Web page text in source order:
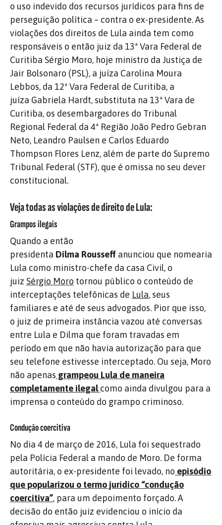
o uso indevido dos recursos jurídicos para fins de
perseguição política – contra o ex-presidente. As
violações dos direitos de Lula ainda tem como
responsáveis o então juiz da 13ª Vara Federal de
Curitiba Sérgio Moro, hoje ministro da Justiça de
Jair Bolsonaro (PSL), a juíza Carolina Moura
Lebbos, da 12ª Vara Federal de Curitiba, a
juíza Gabriela Hardt, substituta na 13ª Vara de
Curitiba, os desembargadores do Tribunal
Regional Federal da 4ª Região João Pedro Gebran
Neto, Leandro Paulsen e Carlos Eduardo
Thompson Flores Lenz, além de parte do Supremo
Tribunal Federal (STF), que é omissa no seu dever
constitucional.
Veja todas as violações de direito de Lula:
Grampos ilegais
Quando a então
presidenta Dilma Rousseff anunciou que nomearia
Lula como ministro-chefe da casa Civil, o
juiz Sérgio Moro tornou público o conteúdo de
interceptações telefônicas de Lula, seus
familiares e até de seus advogados. Pior que isso,
o juiz de primeira instância vazou até conversas
entre Lula e Dilma que foram travadas em
período em que não havia autorização para que
seu telefone estivesse interceptado. Ou seja, Moro
não apenas grampeou Lula de maneira
completamente ilegal como ainda divulgou para a
imprensa o conteúdo do grampo criminoso.
Condução coercitiva
No dia 4 de março de 2016, Lula foi sequestrado
pela Polícia Federal a mando de Moro. De forma
autoritária, o ex-presidente foi levado, no episódio
que popularizou o termo jurídico “condução
coercitiva”, para um depoimento forçado. A
decisão do então juiz evidenciou o início da